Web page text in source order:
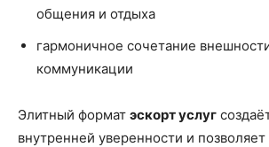
общения и отдыха
гармоничное сочетание
коммуникации
Элитный формат эскорт услуг
внутренней уверенности и